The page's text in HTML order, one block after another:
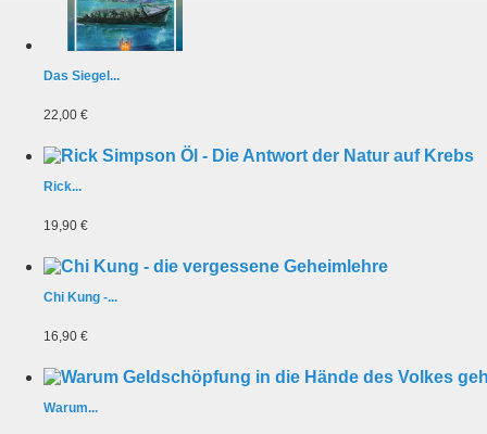
Das Siegel...
22,00 €
Rick...
19,90 €
Chi Kung -...
16,90 €
Warum...